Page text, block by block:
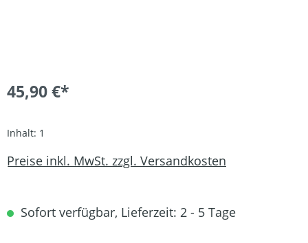
45,90 €*
Inhalt: 1
Preise inkl. MwSt. zzgl. Versandkosten
Sofort verfügbar, Lieferzeit: 2 - 5 Tage